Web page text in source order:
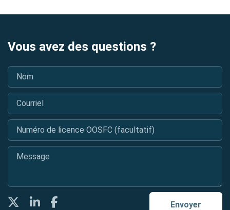
Vous avez des questions ?
Nom
Courriel
Numéro de licence OOSFC (facultatif)
Message
Envoyer
TwitterLinkedInFacebook